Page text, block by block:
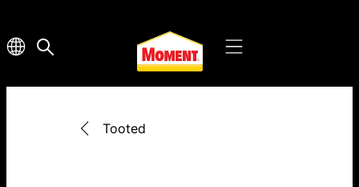
Tooted